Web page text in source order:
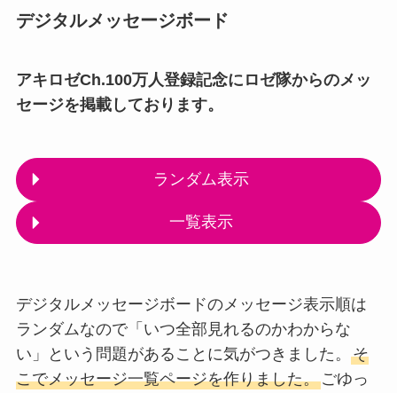
デジタルメッセージボード
アキロゼCh.100万人登録記念にロゼ隊からのメッ
セージを掲載しております。
ランダム表示
一覧表示
デジタルメッセージボードのメッセージ表示順は
ランダムなので「いつ全部見れるのかわからな
い」という問題があることに気がつきました。 そ
こでメッセージ一覧ページを作りました。ごゆっ